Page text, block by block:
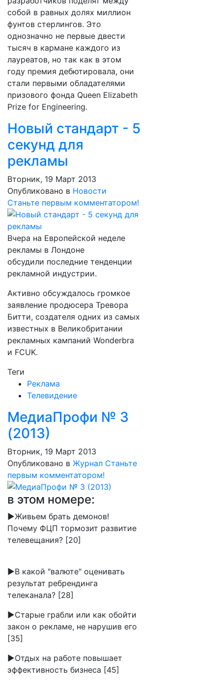
собой в равных долях миллион
фунтов стерлингов. Это
однозначно не первые двести
тысяч в кармане каждого из
лауреатов, но так как в этом
году премия дебютировала, они
стали первыми обладателями
призового фонда Queen Elizabeth
Prize for Engineering.
Новый стандарт - 5
секунд для
рекламы
Вторник, 19 Март 2013
Опубликовано в Новости
Станьте первым комментатором!
Вчера на Европейской неделе
рекламы в Лондоне
обсудили последние тенденции
рекламной индустрии.
Активно обсуждалось громкое
заявление продюсера Тревора
Битти, создателя одних из самых
известных в Великобритании
рекламных кампаний Wonderbra
и FCUK.
Теги
Реклама
Телевидение
МедиаПрофи № 3
(2013)
Вторник, 19 Март 2013
Опубликовано в Журнал Станьте
первым комментатором!
в этом номере:
►Живьем брать демонов!
Почему ФЦП тормозит развитие
телевещания? [20]
►В какой "валюте" оценивать
результат ребрендинга
телеканала? [28]
►Старые грабли или как обойти
закон о рекламе, не нарушив его
[35]
►Отдых на работе повышает
эффективность бизнеса [45]